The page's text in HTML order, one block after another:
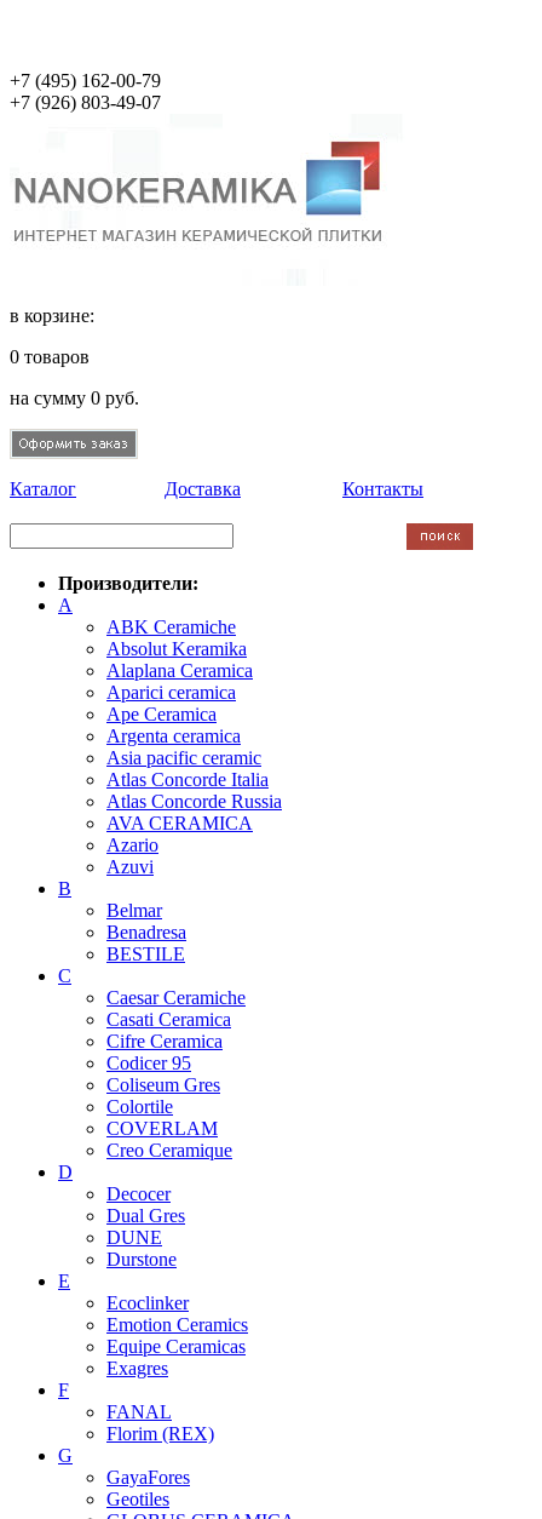
+7 (495) 162-00-79
+7 (926) 803-49-07
в корзине:
0 товаров
на сумму 0 руб.
Каталог Доставка Контакты
Производители:
A
ABK Ceramiche
Absolut Keramika
Alaplana Ceramica
Aparici ceramica
Ape Ceramica
Argenta ceramica
Asia pacific ceramic
Atlas Concorde Italia
Atlas Concorde Russia
AVA CERAMICA
Azario
Azuvi
B
Belmar
Benadresa
BESTILE
C
Caesar Ceramiche
Casati Ceramica
Cifre Ceramica
Codicer 95
Coliseum Gres
Colortile
COVERLAM
Creo Ceramique
D
Decocer
Dual Gres
DUNE
Durstone
E
Ecoclinker
Emotion Ceramics
Equipe Ceramicas
Exagres
F
FANAL
Florim (REX)
G
GayaFores
Geotiles